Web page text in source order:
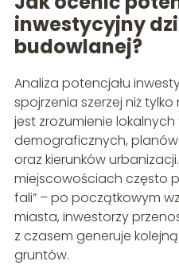
inwestycyjny
budowlanej?
Analiza potencjału
spojrzenia szerzej niż
jest zrozumienie
demograficznych,
oraz kierunków
miejscowościach często
fali” – po początkowym
miasta, inwestorzy
z czasem generuje
gruntów.